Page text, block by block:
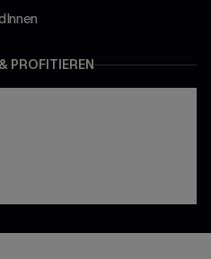
PROFITIEREN